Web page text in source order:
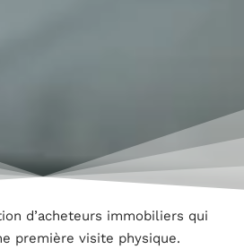
d’acheteurs immobiliers qui
première visite physique.